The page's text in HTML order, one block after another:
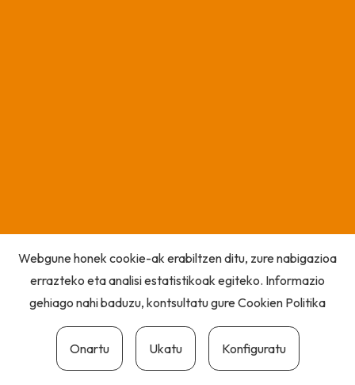
Webgune honek cookie-ak erabiltzen ditu, zure nabigazioa
errazteko eta analisi estatistikoak egiteko. Informazio
gehiago nahi baduzu, kontsultatu gureCookien Politika
Onartu Ukatu Konfiguratu